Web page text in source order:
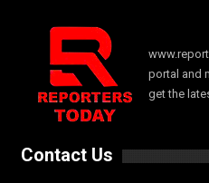
portal and
get the
Contact Us